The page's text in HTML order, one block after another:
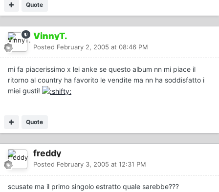
Quote
VinnyT.
Posted February 2, 2005 at 08:46 PM
mi fa piacerissimo x lei anke se questo album nn mi piace il
ritorno al country ha favorito le vendite ma nn ha soddisfatto i
miei gusti!
Quote
freddy
Posted February 3, 2005 at 12:31 PM
scusate ma il primo singolo estratto quale sarebbe???